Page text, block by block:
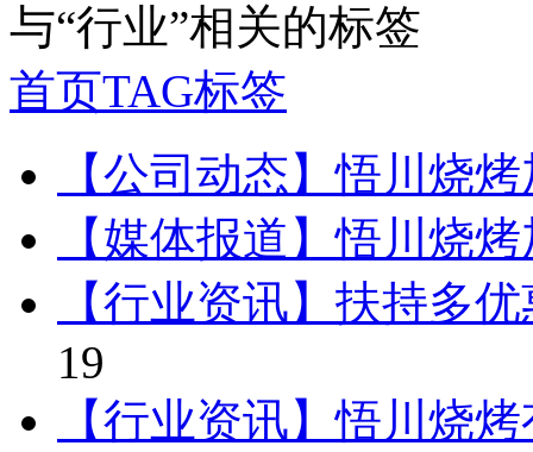
与“行业”相关的标签
首页TAG标签
【公司动态】悟川烧
【媒体报道】悟川烧
【行业资讯】扶持多
19
【行业资讯】悟川烧